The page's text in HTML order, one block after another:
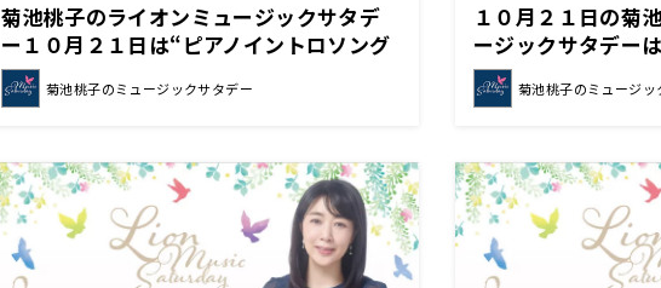
菊池桃子のライオンミュージックサタデ
ー１０月２１日は“ピアノイントロソング
コレクション”をお送りしました！
菊池桃子のミュージックサタデー
１０月２１日の菊
ージックサタデー
クイズ企画を開催♪
菊池桃子のミュージッ